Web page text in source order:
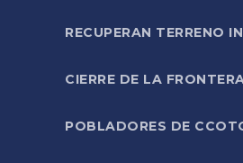
RECUPERAN TERRENO
CIERRE DE LA
POBLADORES DE